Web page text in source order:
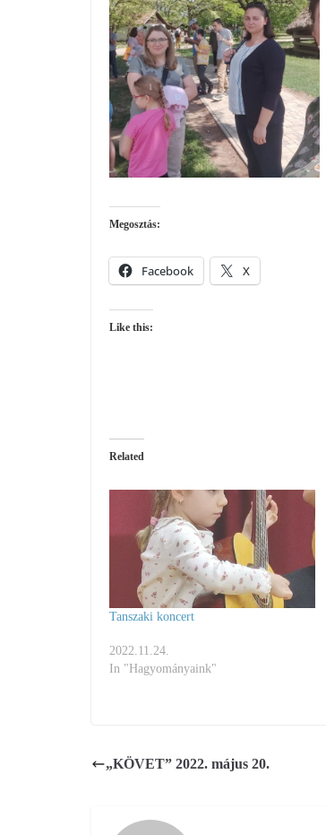
Megosztás:
Facebook X
Like this:
Related
Tanszaki koncert
2022.11.24.
In "Hagyományaink"
„KÖVET” 2022. május 20.